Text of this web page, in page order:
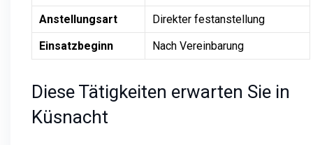
Anstellungsart
Direkter festanstellung
Einsatzbeginn
Nach Vereinbarung
Diese Tätigkeiten erwarten Sie in
Küsnacht